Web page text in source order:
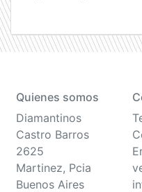
Quienes somos
Diamantinos
Castro Barros
2625
Martinez, Pcia
Buenos Aires